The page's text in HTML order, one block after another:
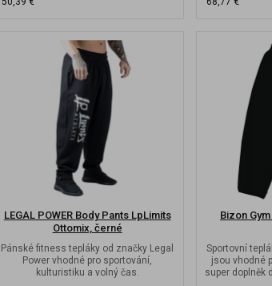
LEGAL POWER Body Pants LpLimits
Ottomix, černé
Pánské fitness tepláky od značky Legal
Power vhodné pro sportování,
kulturistiku a volný čas.
Bizon
Sportovní
jsou vhodné
super doplněk